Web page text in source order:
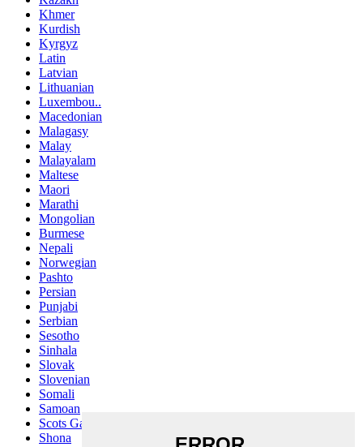
Khmer
Kurdish
Kyrgyz
Latin
Latvian
Lithuanian
Luxembou..
Macedonian
Malagasy
Malay
Malayalam
Maltese
Maori
Marathi
Mongolian
Burmese
Nepali
Norwegian
Pashto
Persian
Punjabi
Serbian
Sesotho
Sinhala
Slovak
Slovenian
Somali
Samoan
Scots Gaelic
Shona